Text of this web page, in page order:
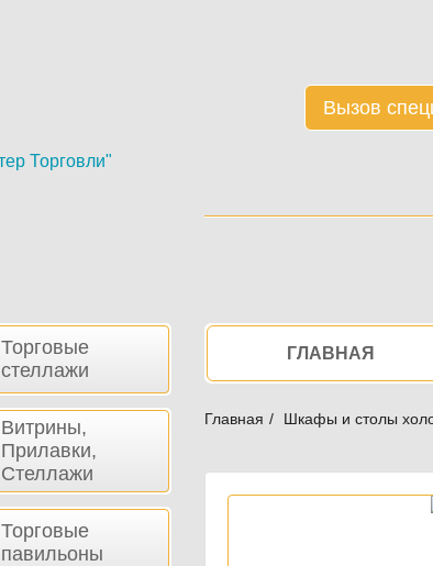
Вызов
НавигацияГЛАВНАЯ
Главная Шкафы и столы
Торговые
стеллажи
Витрины,
Прилавки,
Стеллажи
Торговые
павильоны